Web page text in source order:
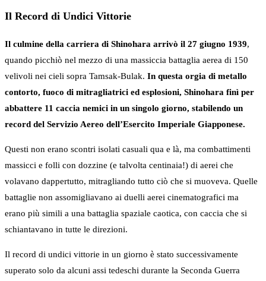
Il Record di Undici Vittorie
Il culmine della carriera di Shinohara arrivò il 27 giugno 1939,
quando picchiò nel mezzo di una massiccia battaglia aerea di 150
velivoli nei cieli sopra Tamsak-Bulak. In questa orgia di metallo
contorto, fuoco di mitragliatrici ed esplosioni, Shinohara finì per
abbattere 11 caccia nemici in un singolo giorno, stabilendo un
record del Servizio Aereo dell’Esercito Imperiale Giapponese.
Questi non erano scontri isolati casuali qua e là, ma combattimenti
massicci e folli con dozzine (e talvolta centinaia!) di aerei che
volavano dappertutto, mitragliando tutto ciò che si muoveva. Quelle
battaglie non assomigliavano ai duelli aerei cinematografici ma
erano più simili a una battaglia spaziale caotica, con caccia che si
schiantavano in tutte le direzioni.
Il record di undici vittorie in un giorno è stato successivamente
superato solo da alcuni assi tedeschi durante la Seconda Guerra